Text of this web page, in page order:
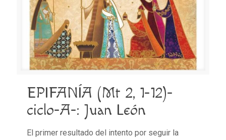
EPIFANÍA (Mt 2, 1-12)-
ciclo-A-: Juan León
El primer resultado del intento por seguir la